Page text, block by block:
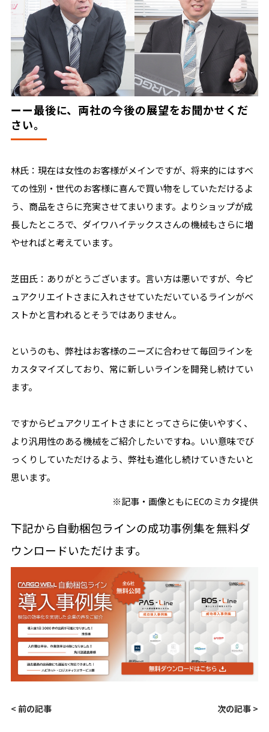
ーー最後に、両社の今後の展望をお聞かせくだ
さい。
林氏：現在は女性のお客様がメインですが、将来的にはすべ
ての性別・世代のお客様に喜んで買い物をしていただけるよ
う、商品をさらに充実させてまいります。よりショップが成
長したところで、ダイワハイテックスさんの機械もさらに増
やせればと考えています。
芝田氏：ありがとうございます。言い方は悪いですが、今ピ
ュアクリエイトさまに入れさせていただいているラインがベ
ストかと言われるとそうではありません。
というのも、弊社はお客様のニーズに合わせて毎回ラインを
カスタマイズしており、常に新しいラインを開発し続けてい
ます。
ですからピュアクリエイトさまにとってさらに使いやすく、
より汎用性のある機械をご紹介したいですね。いい意味でび
っくりしていただけるよう、弊社も進化し続けていきたいと
思います。
※記事・画像ともにECのミカタ提供
下記から自動梱包ラインの成功事例集を無料ダ
ウンロードいただけます。
< 前の記事 次の記事 >